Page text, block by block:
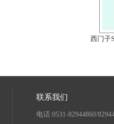
西门子
联系我们
电话:0531-82944860/